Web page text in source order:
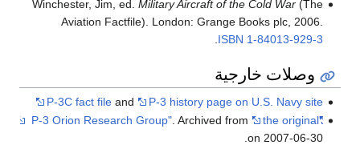
Winchester, Jim, ed. Military Aircraft of the Cold War(The
Aviation Factfile). London: Grange Books plc, 2006.
ISBN 1-84013-929-3
.
وصلات خارجية
P-3C fact fileand
P-3 history page on U.S. Navy site
"P-3 Orion Research Group"
. Archived from
the original
on 2007-06-30.